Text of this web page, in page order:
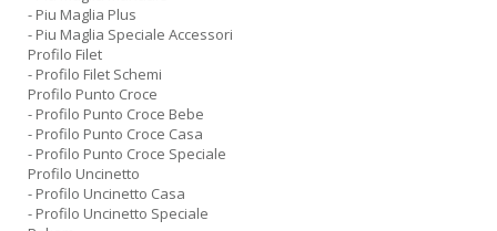
- Piu Maglia Plus
- Piu Maglia Speciale Accessori
Profilo Filet
- Profilo Filet Schemi
Profilo Punto Croce
- Profilo Punto Croce Bebe
- Profilo Punto Croce Casa
- Profilo Punto Croce Speciale
Profilo Uncinetto
- Profilo Uncinetto Casa
- Profilo Uncinetto Speciale